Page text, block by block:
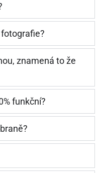
znamená to že
funkční?